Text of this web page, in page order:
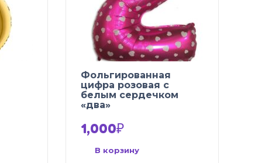
Фольгированная
цифра розовая с
белым сердечком
«два»
1,000₽
В корзину